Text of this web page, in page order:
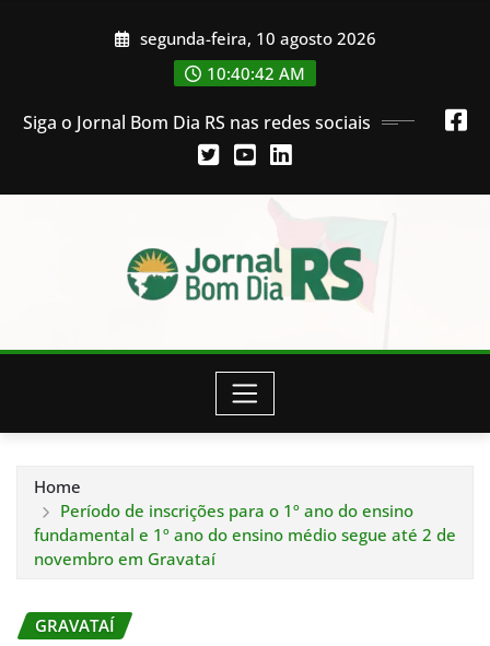
segunda-feira, 10 agosto 2026
10:40:42 AM
Siga o Jornal Bom Dia RS nas redes sociais
Home
Período de inscrições para o 1º ano do ensino
fundamental e 1º ano do ensino médio segue até 2 de
novembro em Gravataí
GRAVATAÍ